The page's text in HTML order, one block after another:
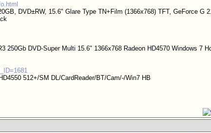
DVD±RW, 15.6" Glare Type TN+Film (1366x768) TFT, GeForce G
250Gb DVD-Super Multi 15.6" 1366x768 Radeon HD4570 Windows 7
512+/SM DL/CardReader/BT/Cam/-/Win7 HB